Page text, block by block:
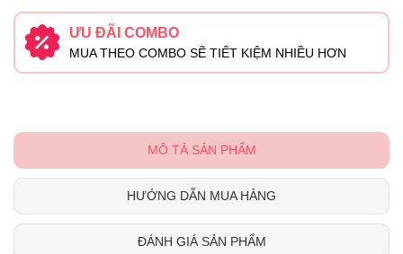
ƯU ĐÃI COMBO
MUA THEO COMBO SẼ TIẾT KIỆM NHIỀU HƠN
MÔ TẢ SẢN PHẨM
HƯỚNG DẪN MUA HÀNG
ĐÁNH GIÁ SẢN PHẨM